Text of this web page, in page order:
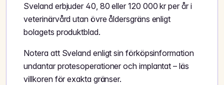
Sveland erbjuder 40, 80 eller 120 000 kr per år i
veterinärvård utan övre åldersgräns enligt
bolagets produktblad.
Notera att Sveland enligt sin förköpsinformation
undantar protesoperationer och implantat – läs
villkoren för exakta gränser.